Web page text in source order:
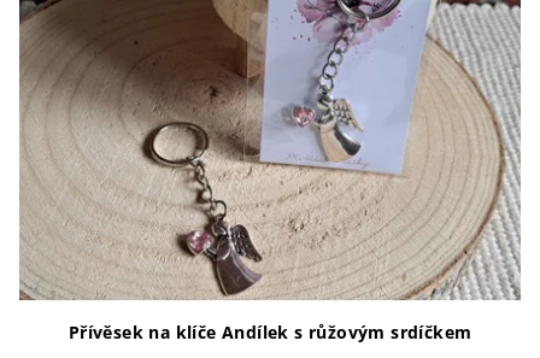
Přívěsek na klíče Andílek s růžovým srdíčkem